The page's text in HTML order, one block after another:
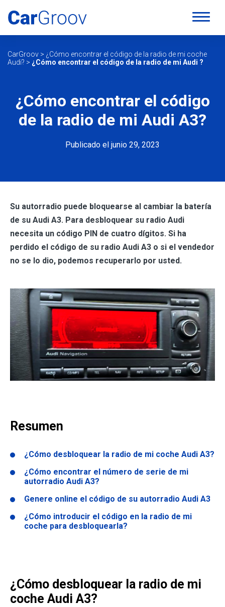
CarGroov > ¿Cómo encontrar el código de la radio de mi coche
Audi? > ¿Cómo encontrar el código de la radio de mi Audi ?
¿Cómo encontrar el código
de la radio de mi Audi A3?
Publicado el junio 29, 2023
Su autorradio puede bloquearse al cambiar la batería
de su Audi A3. Para desbloquear su radio Audi
necesita un código PIN de cuatro dígitos. Si ha
perdido el código de su radio Audi A3 o si el vendedor
no se lo dio, podemos recuperarlo por usted.
Resumen
¿Cómo desbloquear la radio de mi coche Audi A3?
¿Cómo encontrar el número de serie de mi
autorradio Audi A3?
Genere online el código de su autorradio Audi A3
¿Cómo introducir el código en la radio de mi
coche para desbloquearla?
¿Cómo desbloquear la radio de mi
coche Audi A3?